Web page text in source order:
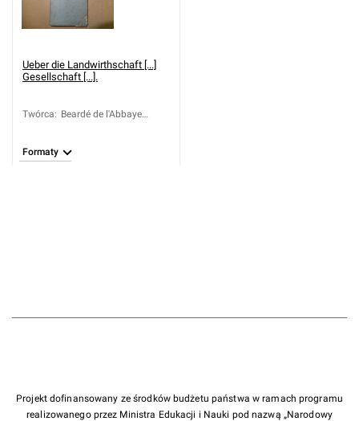
Ueber die Landwirthschaft [...]
Gesellschaft [...].
Twórca: Beardé de l'Abbaye
Formaty
Projekt dofinansowany ze środków budżetu państwa w ramach programu
realizowanego przez Ministra Edukacji i Nauki pod nazwą „Narodowy